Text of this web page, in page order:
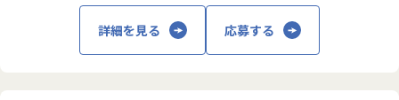
会社の規定に準ずる
【組織の特徴・魅力】
・「真のデータドリブンコンサルティング」を体現すべく、
お客様の真のパートナーになることを目標としています。
■Mission：専門性と技術力、高度な分析ノ
詳細を見る 応募する